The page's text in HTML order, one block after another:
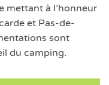
mettant à l’honneur
et Pas-de-
sont
du camping.